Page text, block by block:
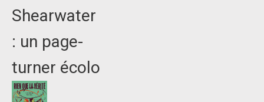
Shearwater
: un page-
turner écolo